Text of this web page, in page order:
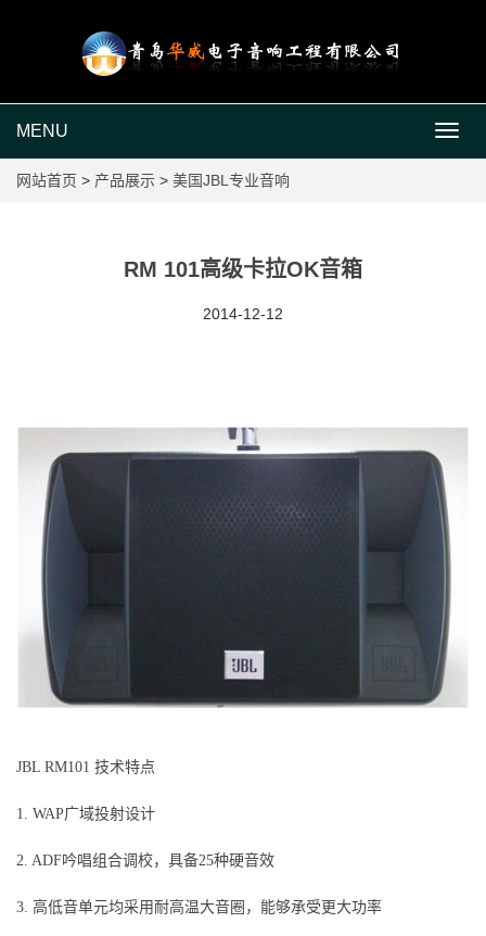
MENU
网站首页 > 产品展示 > 美国JBL专业音响
RM 101高级卡拉OK音箱
2014-12-12
JBL RM101 技术特点
1. WAP广域投射设计
2. ADF吟唱组合调校，具备25种硬音效
3. 高低音单元均采用耐高温大音圈，能够承受更大功率